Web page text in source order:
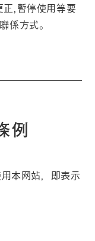
，暫停使用等要
係方式。
例
本网站，即表示